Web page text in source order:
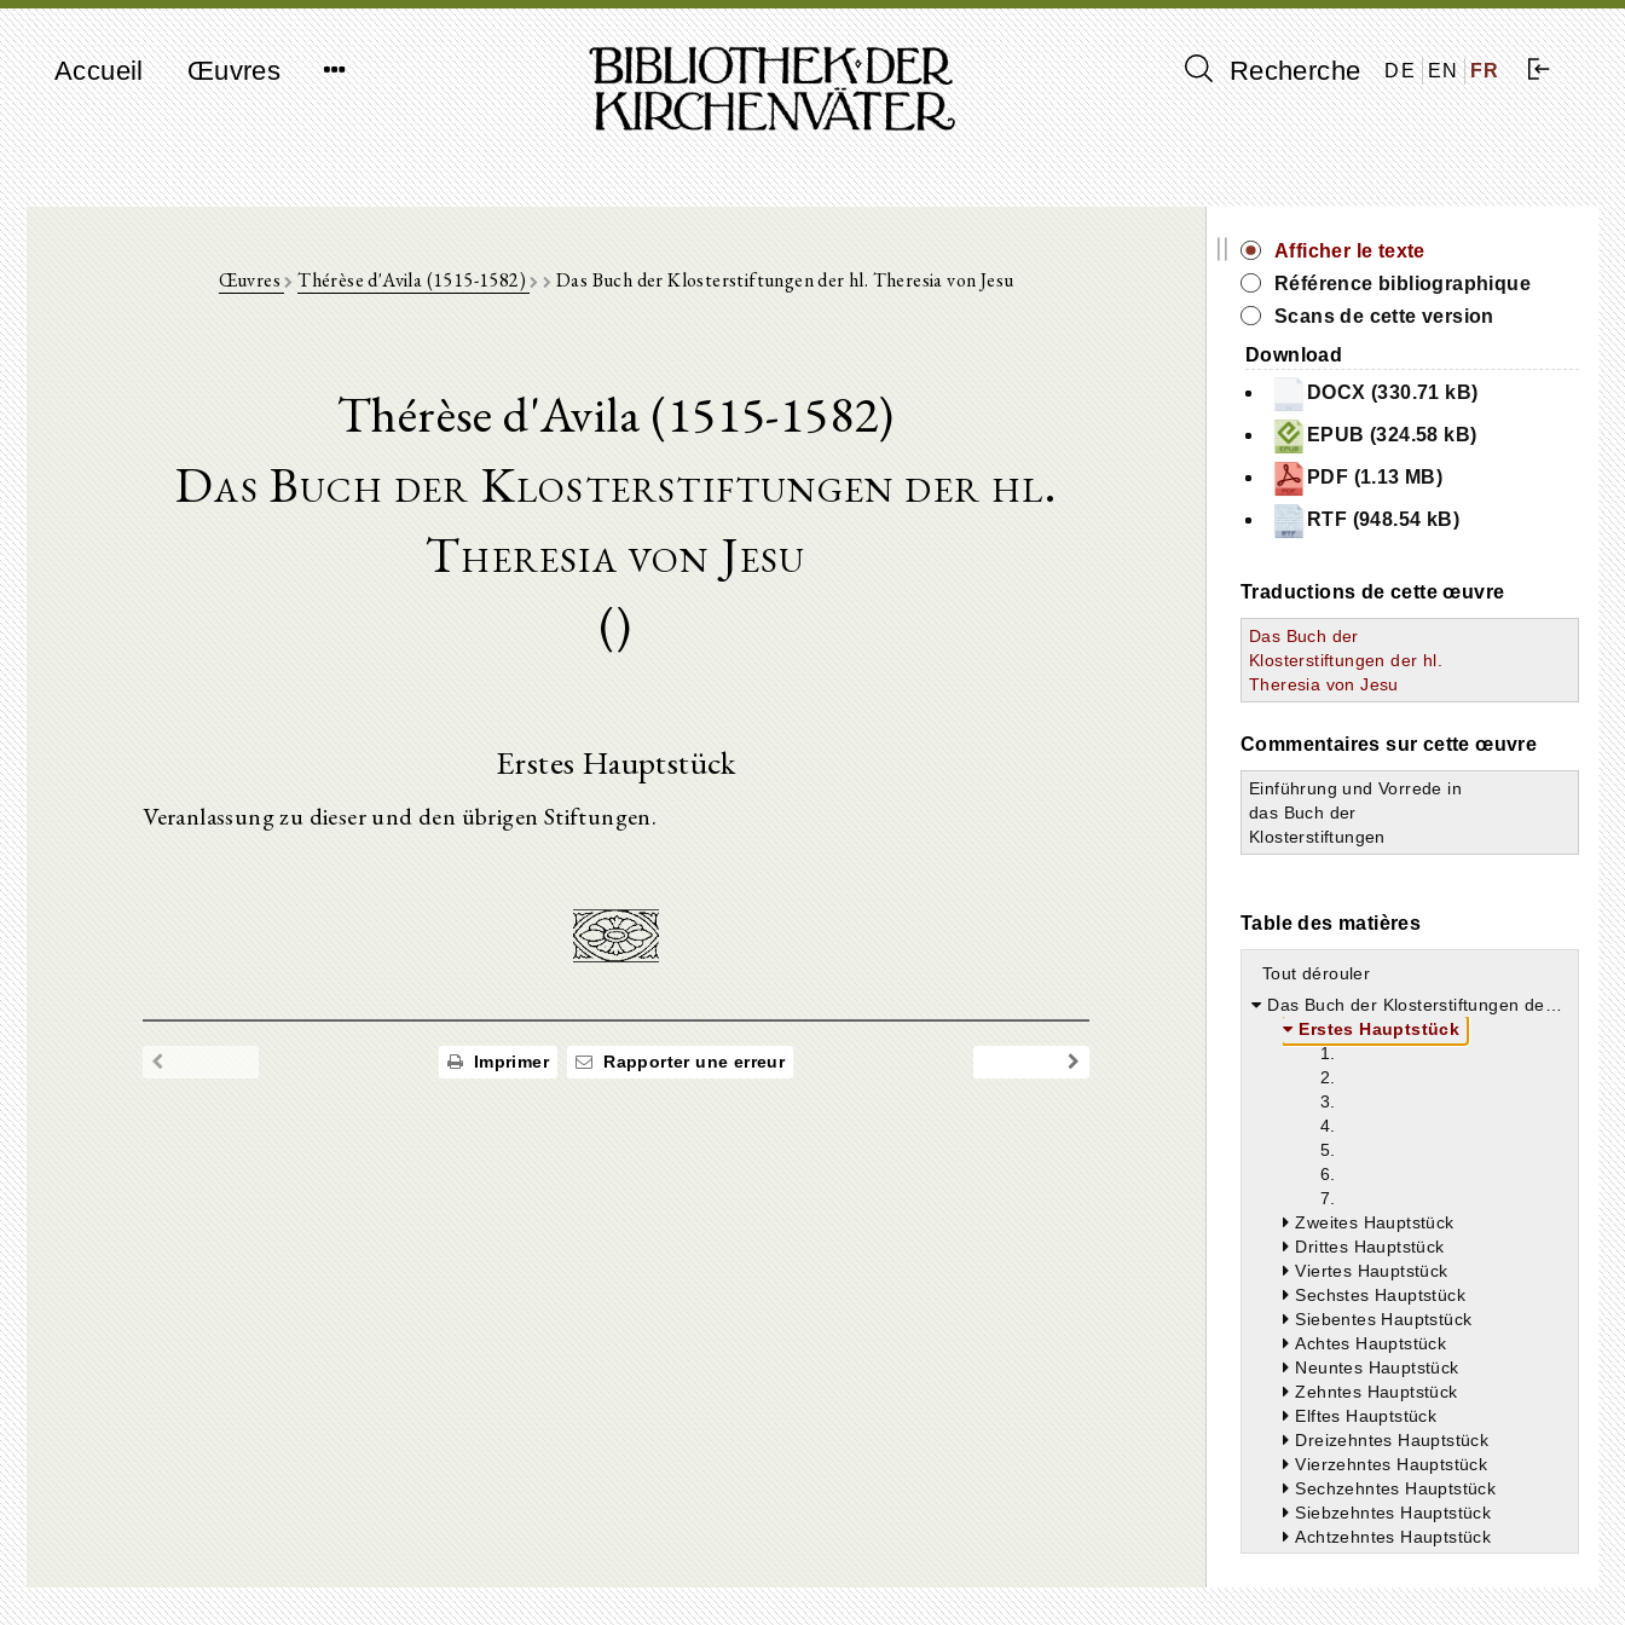
Accueil Œuvres Recherche DE EN FR
Œuvres Thérèse d'Avila (1515-1582) Das Buch der Klosterstiftungen der hl. Theresia von Jesu
Thérèse d'Avila (1515-1582)
Das Buch der Klosterstiftungen der hl.
Theresia von Jesu
()
Erstes Hauptstück
Veranlassung zu dieser und den übrigen Stiftungen.
Imprimer Rapporter une erreur
||
Afficher le texte
Référence bibliographique
Scans de cette version
Download
DOCX (330.71 kB)
EPUB (324.58 kB)
PDF (1.13 MB)
RTF (948.54 kB)
Traductions de cette œuvre
Das Buch der
Klosterstiftungen der hl.
Theresia von Jesu
Commentaires sur cette œuvre
Einführung und Vorrede in
das Buch der
Klosterstiftungen
Table des matières
Tout dérouler
Das Buch der Klosterstiftungen der hl. Theresia von Jesu
Erstes Hauptstück
1.
2.
3.
4.
5.
6.
7.
Zweites Hauptstück
Drittes Hauptstück
Viertes Hauptstück
Sechstes Hauptstück
Siebentes Hauptstück
Achtes Hauptstück
Neuntes Hauptstück
Zehntes Hauptstück
Elftes Hauptstück
Dreizehntes Hauptstück
Vierzehntes Hauptstück
Sechzehntes Hauptstück
Siebzehntes Hauptstück
Achtzehntes Hauptstück
Zwanzigstes Hauptstück
Einundzwanzigstes Hauptstück